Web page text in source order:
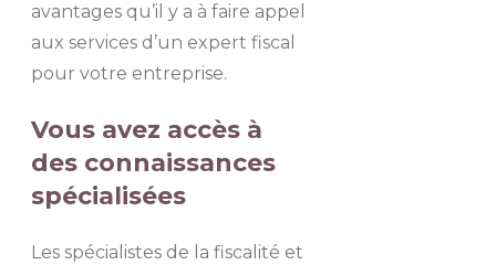
avantages qu’il y a à faire appel
aux services d’un expert fiscal
pour votre entreprise.
Vous avez accès à
des connaissances
spécialisées
Les spécialistes de la fiscalité et